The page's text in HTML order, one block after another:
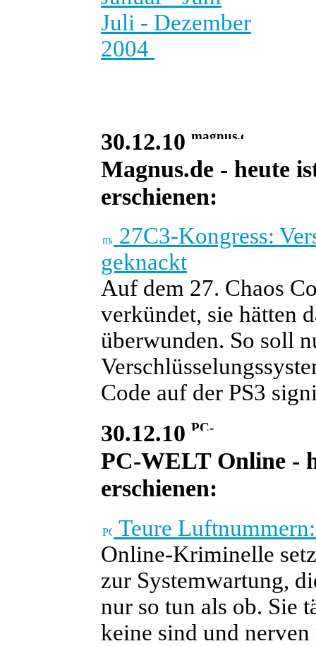
Juli - Dezember
2004
30.12.10
Magnus.de - heute
erschienen:
27C3-Kongress:
geknackt
Auf dem 27. Chaos
verkündet, sie hätten
überwunden. So soll
Code auf der PS3
30.12.10
PC-WELT Online -
erschienen:
Teure
Online-Kriminelle
zur Systemwartung,
nur so tun als ob. Sie
keine sind und